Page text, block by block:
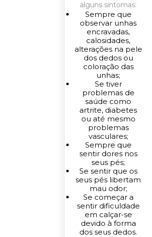
alguns sintomas:
Sempre que
observar unhas
encravadas,
calosidades,
alterações na pele
dos dedos ou
coloração das
unhas;
Se tiver
problemas de
saúde como
artrite, diabetes
ou até mesmo
problemas
vasculares;
Sempre que
sentir dores nos
seus pés;
Se sentir que os
seus pés libertam
mau odor;
Se começar a
sentir dificuldade
em calçar-se
devido à forma
dos seus dedos.